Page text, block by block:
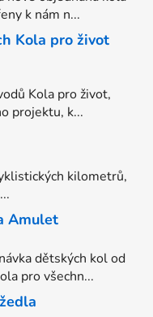
k nám n...
Kola pro život
Kola pro život,
projektu, k...
kilometrů,
Amulet
dětských kol od
pro všechn...